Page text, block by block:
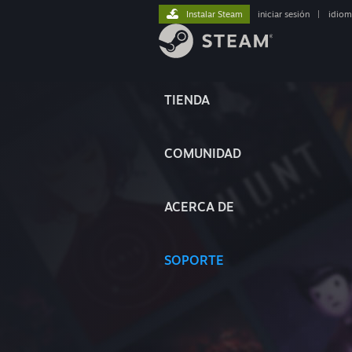
TIENDA
COMUNIDAD
ACERCA DE
SOPORTE
Instalar Steam iniciar sesión